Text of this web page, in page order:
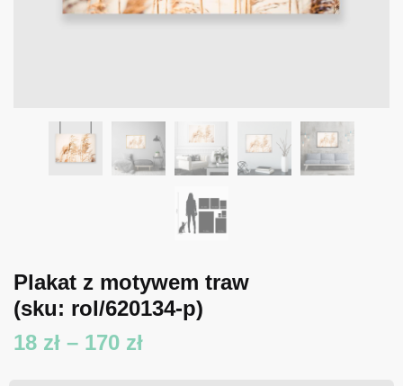
Plakat z motywem traw
(sku: rol/620134-p)
18 zł – 170 złZakres